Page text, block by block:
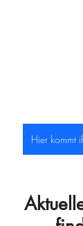
Hier kommt